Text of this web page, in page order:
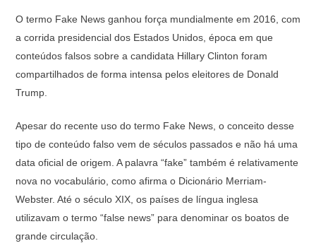
O termo Fake News ganhou força mundialmente em 2016, com
a corrida presidencial dos Estados Unidos, época em que
conteúdos falsos sobre a candidata Hillary Clinton foram
compartilhados de forma intensa pelos eleitores de Donald
Trump.
Apesar do recente uso do termo Fake News, o conceito desse
tipo de conteúdo falso vem de séculos passados e não há uma
data oficial de origem. A palavra “fake” também é relativamente
nova no vocabulário, como afirma o Dicionário Merriam-
Webster. Até o século XIX, os países de língua inglesa
utilizavam o termo “false news” para denominar os boatos de
grande circulação.